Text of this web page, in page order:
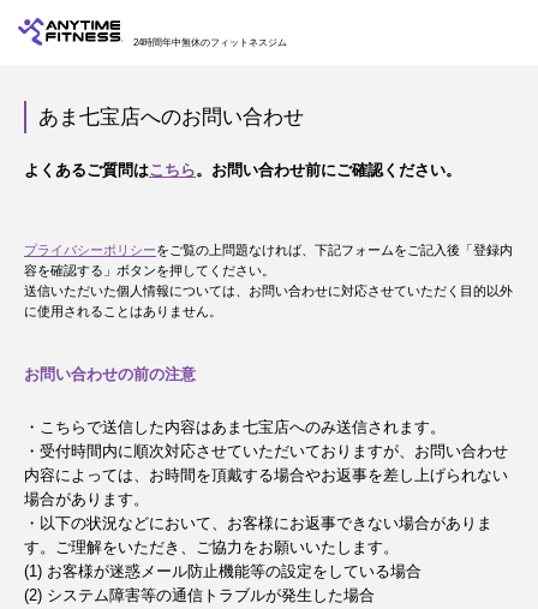
24時間年中無休のフィットネスジム
あま七宝店へのお問い合わせ
よくあるご質問はこちら。お問い合わせ前にご確認ください。
プライバシーポリシーをご覧の上問題なければ、下記フォームをご記入後「登録内
容を確認する」ボタンを押してください。
送信いただいた個人情報については、お問い合わせに対応させていただく目的以外
に使用されることはありません。
お問い合わせの前の注意
・こちらで送信した内容はあま七宝店へのみ送信されます。
・受付時間内に順次対応させていただいておりますが、お問い合わせ
内容によっては、お時間を頂戴する場合やお返事を差し上げられない
場合があります。
・以下の状況などにおいて、お客様にお返事できない場合がありま
す。ご理解をいただき、ご協力をお願いいたします。
(1) お客様が迷惑メール防止機能等の設定をしている場合
(2) システム障害等の通信トラブルが発生した場合